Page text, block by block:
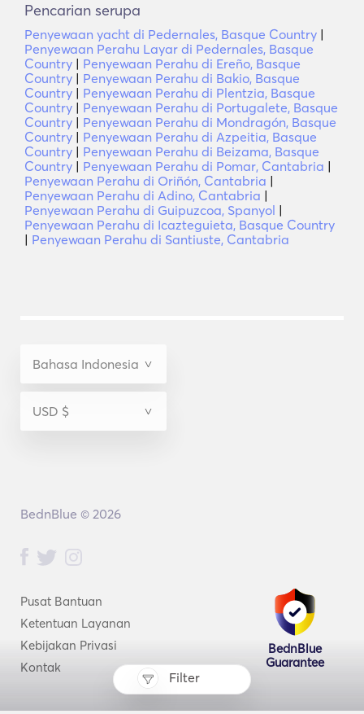
Filter
Pencarian serupa
Penyewaan yacht di Pedernales, Basque Country |
Penyewaan Perahu Layar di Pedernales, Basque
Country | Penyewaan Perahu di Ereño, Basque
Country | Penyewaan Perahu di Bakio, Basque
Country | Penyewaan Perahu di Plentzia, Basque
Country | Penyewaan Perahu di Portugalete, Basque
Country | Penyewaan Perahu di Mondragón, Basque
Country | Penyewaan Perahu di Azpeitia, Basque
Country | Penyewaan Perahu di Beizama, Basque
Country | Penyewaan Perahu di Pomar, Cantabria |
Penyewaan Perahu di Oriñón, Cantabria |
Penyewaan Perahu di Adino, Cantabria |
Penyewaan Perahu di Guipuzcoa, Spanyol |
Penyewaan Perahu di Icazteguieta, Basque Country
| Penyewaan Perahu di Santiuste, Cantabria
Pusat Bantuan
Ketentuan Layanan
Kebijakan Privasi
Kontak
BednBlue
Guarantee
BednBlue © 2026